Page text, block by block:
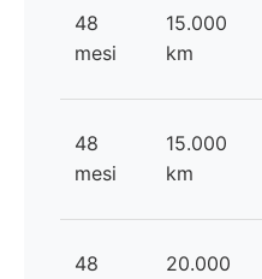
48
mesi
15.000
km
48
mesi
15.000
km
48 20.000